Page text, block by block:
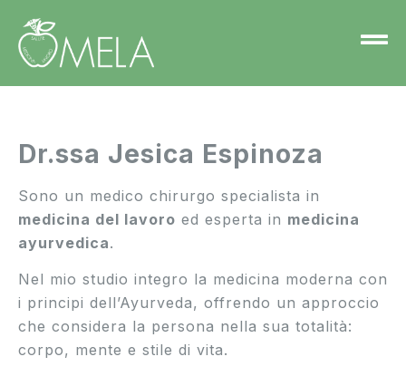
Dr.ssa Jesica Espinoza
Sono un medico chirurgo specialista in
medicina del lavoro ed esperta in medicina
ayurvedica.
Nel mio studio integro la medicina moderna con
i principi dell’Ayurveda, offrendo un approccio
che considera la persona nella sua totalità:
corpo, mente e stile di vita.